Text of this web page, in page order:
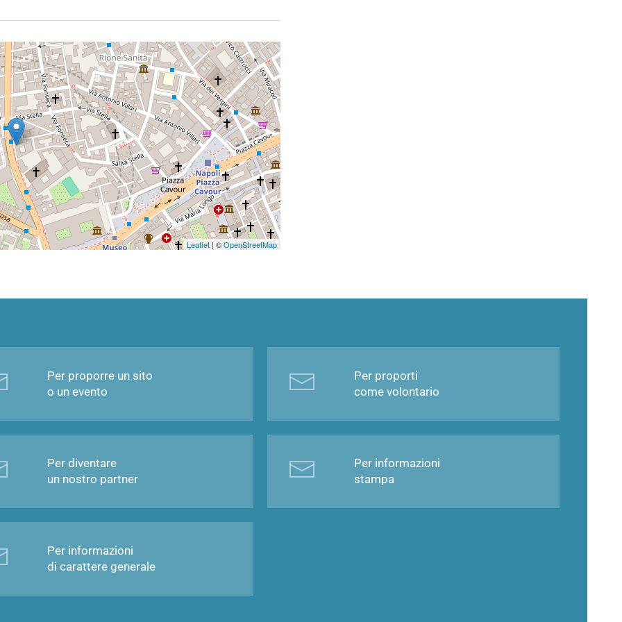
Leaflet | ©OpenStreetMap
Per proporre un sito
o un evento
Per proporti
come volontario
Per diventare
un nostro partner
Per informazioni
stampa
Per informazioni
di carattere generale